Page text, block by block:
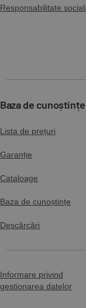
Responsabilitate
Baza de cunoștințe
Lista de prețuri
Garanție
Cataloage
Baza de cunoștințe
Descărcări
Informare privind
gestionarea datelor